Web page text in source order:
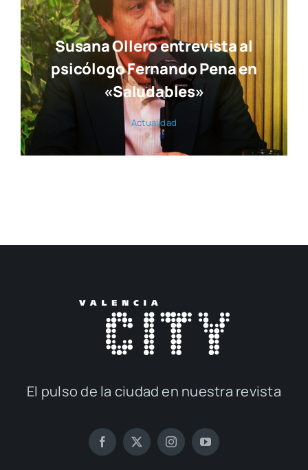
Elca Con­te­ni­dos| Todos los dere­chos reser­va­dos | Powe­
red by inge­nia.